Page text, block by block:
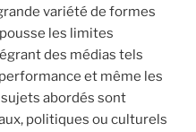
variété de formes
les limites
des médias tels
et même les
abordés sont
politiques ou culturels